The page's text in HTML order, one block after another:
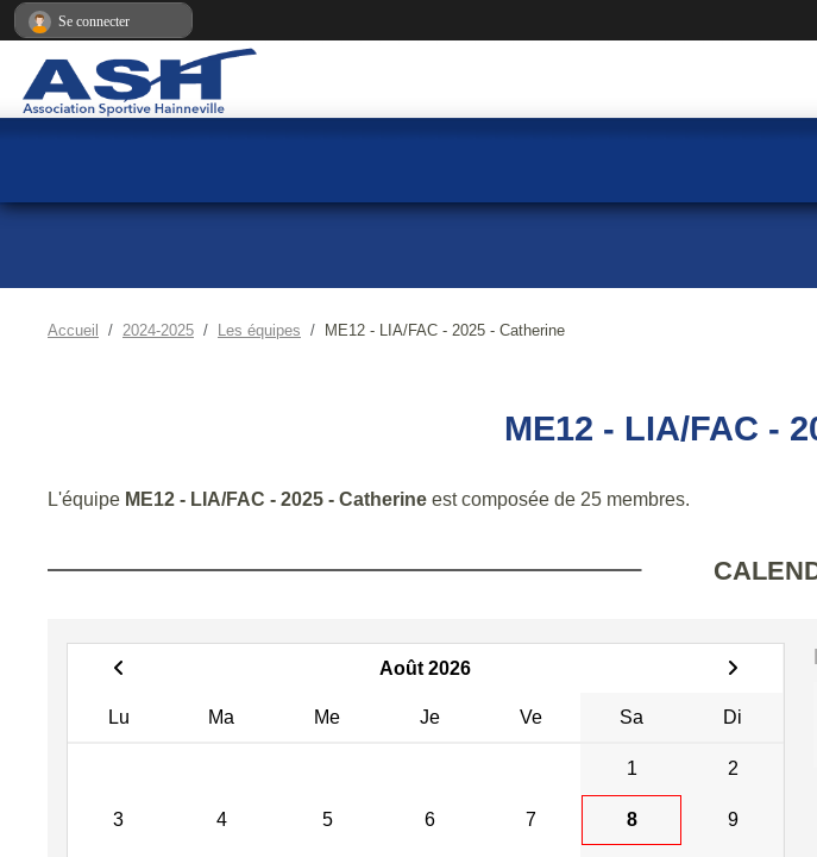
Accueil 2024-2025 Les équipes ME12 - LIA/FAC - 2025 - Catherine
ME12 - LIA/FAC -
L'équipe ME12 - LIA/FAC - 2025 - Catherine est composée de 25 membres.
Août 2026
Lu Ma Me Je Ve Sa Di
1 2
3 4 5 6 7 8 9
Se connecter
Panneau de gestion des cookies